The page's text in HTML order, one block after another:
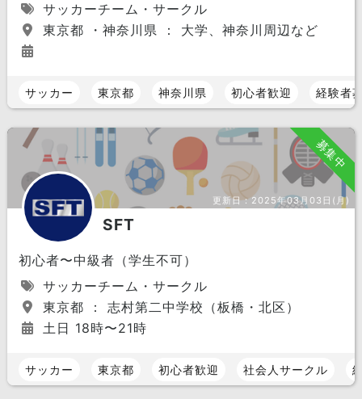
サッカーチーム・サークル
東京都 ・神奈川県 ： 大学、神奈川周辺など
サッカー 東京都 神奈川県 初心者歓迎 経験者
募集中
更新日：2025年03月03日(月)
SFT
初心者〜中級者（学生不可）
サッカーチーム・サークル
東京都 ： 志村第二中学校（板橋・北区）
土日 18時〜21時
サッカー 東京都 初心者歓迎 社会人サークル